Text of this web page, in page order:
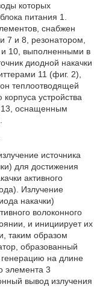
которых
питания 1.
снабжен
7 и 8, резонатором,
10, выполненными в
диодной накачки
11 (фиг. 2),
теплоотводящей
устройства
13, оснащенным
источника
для достижения
активного
Излучение
накачки)
волоконного
и инициирует их
таким образом
образованный
на длине
элемента 3
вывод излучения